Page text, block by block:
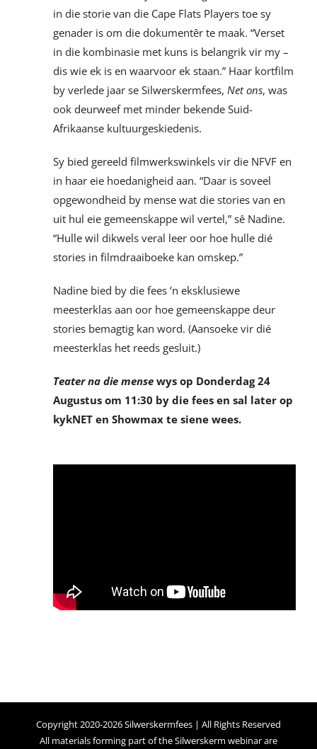
in die storie van die Cape Flats Players toe sy
genader is om die dokumentêr te maak. “Verset
in die kombinasie met kuns is belangrik vir my –
dis wie ek is en waarvoor ek staan.” Haar kortfilm
by verlede jaar se Silwerskermfees, Net ons, was
ook deurweef met minder bekende Suid-
Afrikaanse kultuurgeskiedenis.
Sy bied gereeld filmwerkswinkels vir die NFVF en
in haar eie hoedanigheid aan. “Daar is soveel
opgewondheid by mense wat die stories van en
uit hul eie gemeenskappe wil vertel,” sê Nadine.
“Hulle wil dikwels veral leer oor hoe hulle dié
stories in filmdraaiboeke kan omskep.”
Nadine bied by die fees ’n eksklusiewe
meesterklas aan oor hoe gemeenskappe deur
stories bemagtig kan word. (Aansoeke vir dié
meesterklas het reeds gesluit.)
Teater na die mensewys op Donderdag 24
Augustus om 11:30 by die fees en sal later op
kykNET en Showmax te siene wees.
Copyright 2020-2026 Silwerskermfees | All Rights Reserved
All materials forming part of the Silwerskerm webinar are